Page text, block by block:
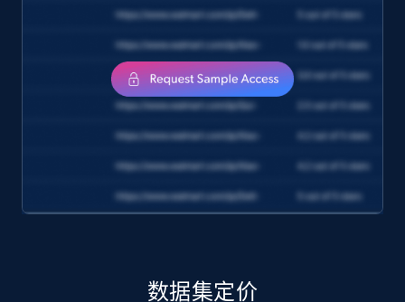
254+ 立即购买
Amazon products search
Asin, URL, Name, Sponsored, Initial price, Final
price, Currency, Sold, and more.
181+
数据集定价